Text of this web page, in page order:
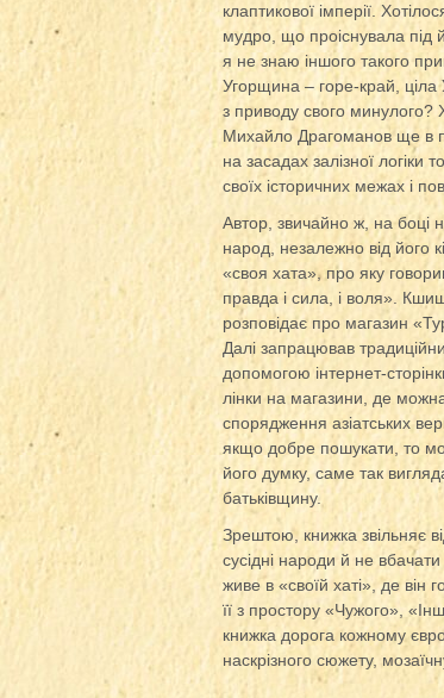
клаптикової імперії.
мудро, що проіснувала під
я не знаю іншого такого
Угорщина – горе-край,
з приводу свого минулого?
Михайло Драгоманов ще в
на засадах залізної логіки
своїх історичних межах і
Автор, звичайно ж, на боці
народ, незалежно від його
«своя хата», про яку
правда і сила, і воля».
розповідає про магазин
Далі запрацював
допомогою інтернет-
лінки на магазини, де можна
спорядження азіатських
якщо добре пошукати, то
його думку, саме так
батьківщину.
Зрештою, книжка звільняє
сусідні народи й не
живе в «своїй хаті», де
її з простору «Чужого»,
книжка дорога кожному
наскрізного сюжету,